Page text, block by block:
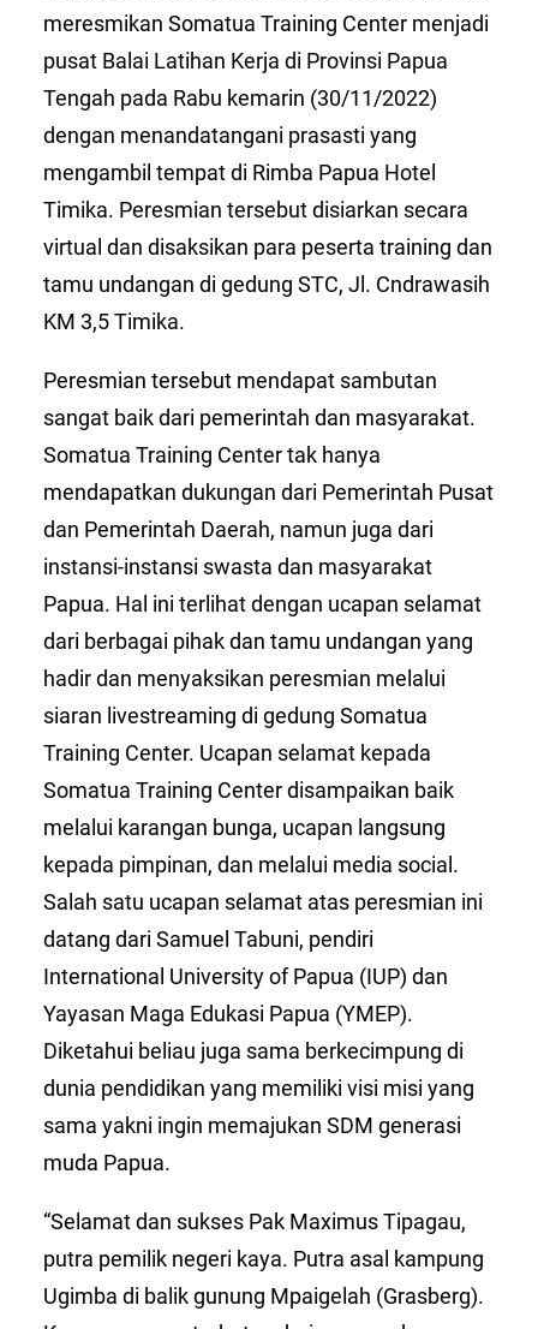
meresmikan Somatua Training Center menjadi
pusat Balai Latihan Kerja di Provinsi Papua
Tengah pada Rabu kemarin (30/11/2022)
dengan menandatangani prasasti yang
mengambil tempat di Rimba Papua Hotel
Timika. Peresmian tersebut disiarkan secara
virtual dan disaksikan para peserta training dan
tamu undangan di gedung STC, Jl. Cndrawasih
KM 3,5 Timika.
Peresmian tersebut mendapat sambutan
sangat baik dari pemerintah dan masyarakat.
Somatua Training Center tak hanya
mendapatkan dukungan dari Pemerintah Pusat
dan Pemerintah Daerah, namun juga dari
instansi-instansi swasta dan masyarakat
Papua. Hal ini terlihat dengan ucapan selamat
dari berbagai pihak dan tamu undangan yang
hadir dan menyaksikan peresmian melalui
siaran livestreaming di gedung Somatua
Training Center. Ucapan selamat kepada
Somatua Training Center disampaikan baik
melalui karangan bunga, ucapan langsung
kepada pimpinan, dan melalui media social.
Salah satu ucapan selamat atas peresmian ini
datang dari Samuel Tabuni, pendiri
International University of Papua (IUP) dan
Yayasan Maga Edukasi Papua (YMEP).
Diketahui beliau juga sama berkecimpung di
dunia pendidikan yang memiliki visi misi yang
sama yakni ingin memajukan SDM generasi
muda Papua.
“Selamat dan sukses Pak Maximus Tipagau,
putra pemilik negeri kaya. Putra asal kampung
Ugimba di balik gunung Mpaigelah (Grasberg).